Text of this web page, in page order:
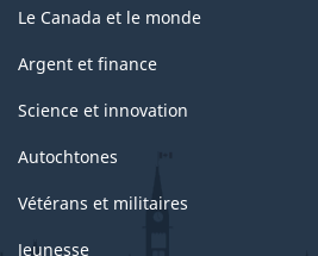
Le Canada et le monde
Argent et finance
Science et innovation
Autochtones
Vétérans et militaires
Jeunesse